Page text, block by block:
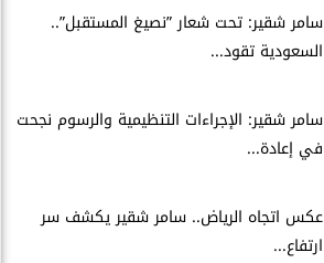
سامر شقير: تحت شعار ”نصيغ المستقبل”..
السعودية تقود...
سامر شقير: الإجراءات التنظيمية والرسوم نجحت
في إعادة...
عكس اتجاه الرياض.. سامر شقير يكشف سر
ارتفاع...